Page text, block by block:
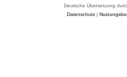
Deutsche Übersetzung
Datenschutz|